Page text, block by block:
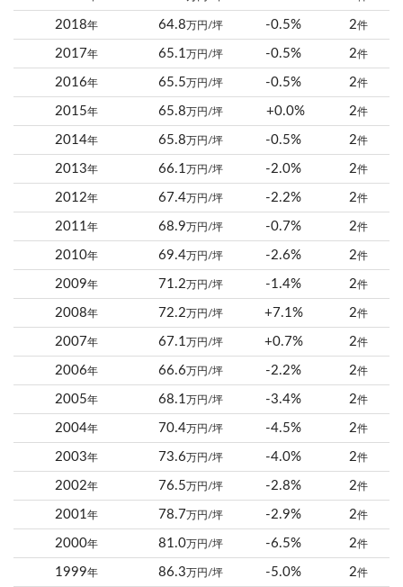
2018年 64.8万円/坪 -0.5% 2件
2017年 65.1万円/坪 -0.5% 2件
2016年 65.5万円/坪 -0.5% 2件
2015年 65.8万円/坪 +0.0% 2件
2014年 65.8万円/坪 -0.5% 2件
2013年 66.1万円/坪 -2.0% 2件
2012年 67.4万円/坪 -2.2% 2件
2011年 68.9万円/坪 -0.7% 2件
2010年 69.4万円/坪 -2.6% 2件
2009年 71.2万円/坪 -1.4% 2件
2008年 72.2万円/坪 +7.1% 2件
2007年 67.1万円/坪 +0.7% 2件
2006年 66.6万円/坪 -2.2% 2件
2005年 68.1万円/坪 -3.4% 2件
2004年 70.4万円/坪 -4.5% 2件
2003年 73.6万円/坪 -4.0% 2件
2002年 76.5万円/坪 -2.8% 2件
2001年 78.7万円/坪 -2.9% 2件
2000年 81.0万円/坪 -6.5% 2件
1999年 86.3万円/坪 -5.0% 2件